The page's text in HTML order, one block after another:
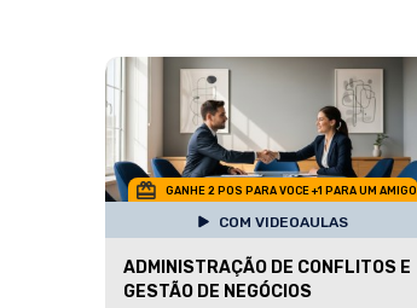
GANHE 2 POS PARA VOCE +1 PARA UM AMIGO
COM VIDEOAULAS
ADMINISTRAÇÃO DE CONFLITOS E
GESTÃO DE NEGÓCIOS